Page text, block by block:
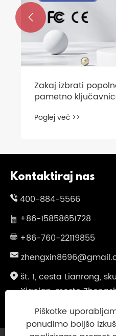
Zakaj izbrati
pametno
Poglej več >>

Kontaktiraj nas
400-884-5566
+86-15858651728
+86-760-22119855
št. 1, cesta Lianrong,
Xiaolan, mesto
Guangdong, Kitajska
Piškotke
ponudimo boljšo